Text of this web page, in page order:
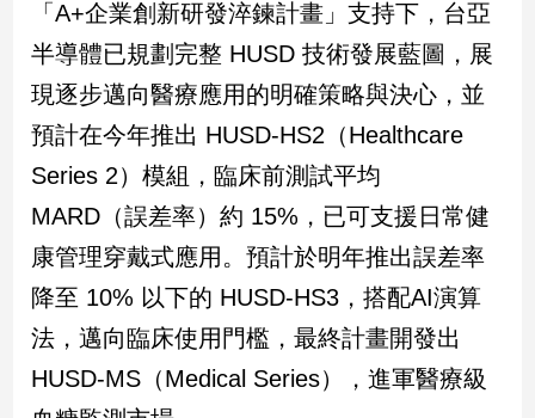
樂
聞
流
行/
時
尚
追
生
「A+企業創新研發淬鍊計畫」支持下，台亞
半導體已規劃完整 HUSD 技術發展藍圖，展
現逐步邁向醫療應用的明確策略與決心，並
預計在今年推出 HUSD-HS2（Healthcare
Series 2）模組，臨床前測試平均
MARD（誤差率）約 15%，已可支援日常健
康管理穿戴式應用。預計於明年推出誤差率
降至 10% 以下的 HUSD-HS3，搭配AI演算
法，邁向臨床使用門檻，最終計畫開發出
HUSD-MS（Medical Series），進軍醫療級